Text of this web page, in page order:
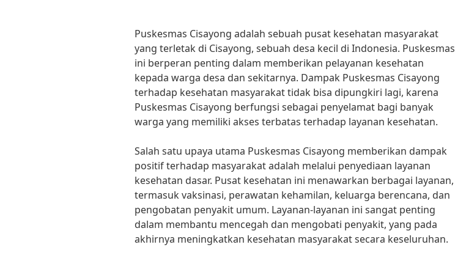
Puskesmas Cisayong adalah sebuah pusat kesehatan masyarakat
yang terletak di Cisayong, sebuah desa kecil di Indonesia. Puskesmas
ini berperan penting dalam memberikan pelayanan kesehatan
kepada warga desa dan sekitarnya. Dampak Puskesmas Cisayong
terhadap kesehatan masyarakat tidak bisa dipungkiri lagi, karena
Puskesmas Cisayong berfungsi sebagai penyelamat bagi banyak
warga yang memiliki akses terbatas terhadap layanan kesehatan.
Salah satu upaya utama Puskesmas Cisayong memberikan dampak
positif terhadap masyarakat adalah melalui penyediaan layanan
kesehatan dasar. Pusat kesehatan ini menawarkan berbagai layanan,
termasuk vaksinasi, perawatan kehamilan, keluarga berencana, dan
pengobatan penyakit umum. Layanan-layanan ini sangat penting
dalam membantu mencegah dan mengobati penyakit, yang pada
akhirnya meningkatkan kesehatan masyarakat secara keseluruhan.